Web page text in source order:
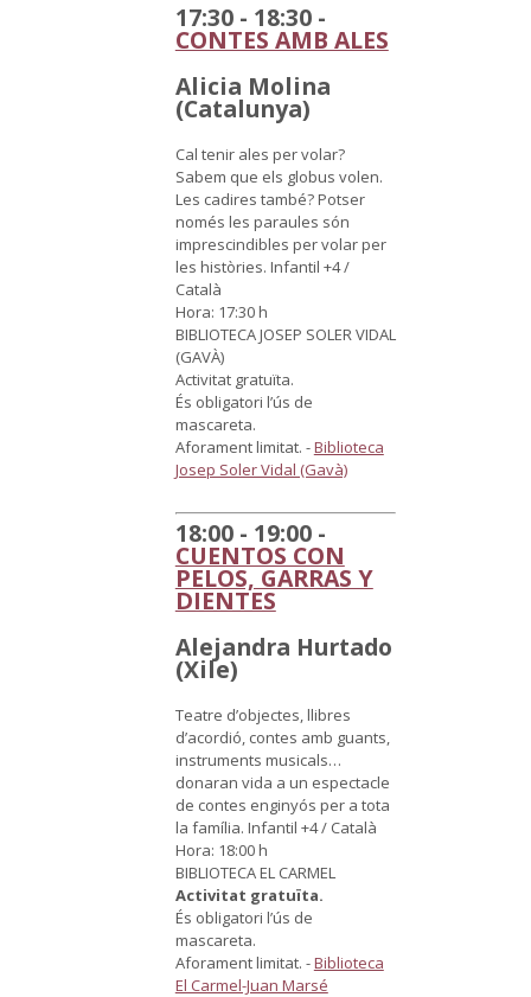
17:30 - 18:30 -
CONTES AMB ALES
Alicia Molina
(Catalunya)
Cal tenir ales per volar?
Sabem que els globus volen.
Les cadires també? Potser
només les paraules són
imprescindibles per volar per
les històries. Infantil +4 /
Català
Hora: 17:30 h
BIBLIOTECA JOSEP SOLER VIDAL
(GAVÀ)
Activitat gratuïta.
És obligatori l’ús de
mascareta.
Aforament limitat. -Biblioteca
Josep Soler Vidal (Gavà)
18:00 - 19:00 -
CUENTOS CON
PELOS, GARRAS Y
DIENTES
Alejandra Hurtado
(Xile)
Teatre d’objectes, llibres
d’acordió, contes amb guants,
instruments musicals…
donaran vida a un espectacle
de contes enginyós per a tota
la família. Infantil +4 / Català
Hora: 18:00 h
BIBLIOTECA EL CARMEL
Activitat gratuïta.
És obligatori l’ús de
mascareta.
Aforament limitat. -Biblioteca
El Carmel-Juan Marsé